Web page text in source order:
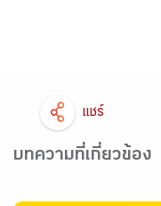
แชร์
บทความที่เกี่ยวข้อง